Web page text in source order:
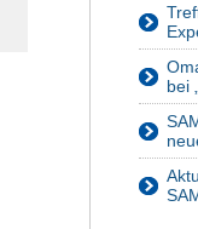
bei